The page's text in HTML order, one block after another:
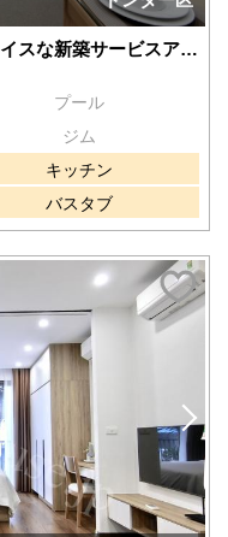
な新築サービスアパート
プール
ジム
キッチン
バスタブ